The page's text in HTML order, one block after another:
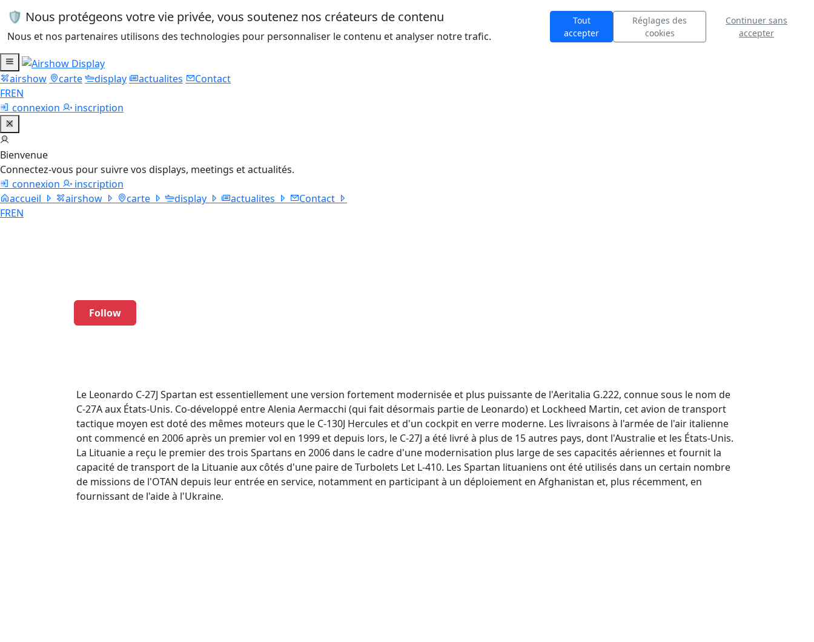
🛡️ Nous protégeons votre vie privée, vous soutenez nos créateurs de contenu
Nous et nos partenaires utilisons des technologies pour personnaliser le contenu et analyser notre trafic.
Tout
accepter
Réglages des
cookies
Continuer sans
accepter
airshow carte display actualites
Contact
FREN
connexion
inscription
Bienvenue
Connectez-vous pour suivre vos displays, meetings et actualités.
connexion
inscription
accueil
airshow carte display actualites
Contact
FREN
Follow
Le Leonardo C-27J Spartan est essentiellement une version fortement modernisée et plus puissante de l'Aeritalia G.222, connue sous le nom de
C-27A aux États-Unis. Co-développé entre Alenia Aermacchi (qui fait désormais partie de Leonardo) et Lockheed Martin, cet avion de transport
tactique moyen est doté des mêmes moteurs que le C-130J Hercules et d'un cockpit en verre moderne. Les livraisons à l'armée de l'air italienne
ont commencé en 2006 après un premier vol en 1999 et depuis lors, le C-27J a été livré à plus de 15 autres pays, dont l'Australie et les États-Unis.
La Lituanie a reçu le premier des trois Spartans en 2006 dans le cadre d'une modernisation plus large de ses capacités aériennes et fournit la
capacité de transport de la Lituanie aux côtés d'une paire de Turbolets Let L-410. Les Spartan lituaniens ont été utilisés dans un certain nombre
de missions de l'OTAN depuis leur entrée en service, notamment en participant à un déploiement en Afghanistan et, plus récemment, en
fournissant de l'aide à l'Ukraine.